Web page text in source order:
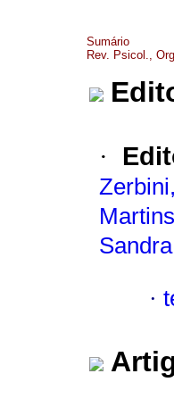
Sumário
Rev. Psicol.,
·
Sandra
·